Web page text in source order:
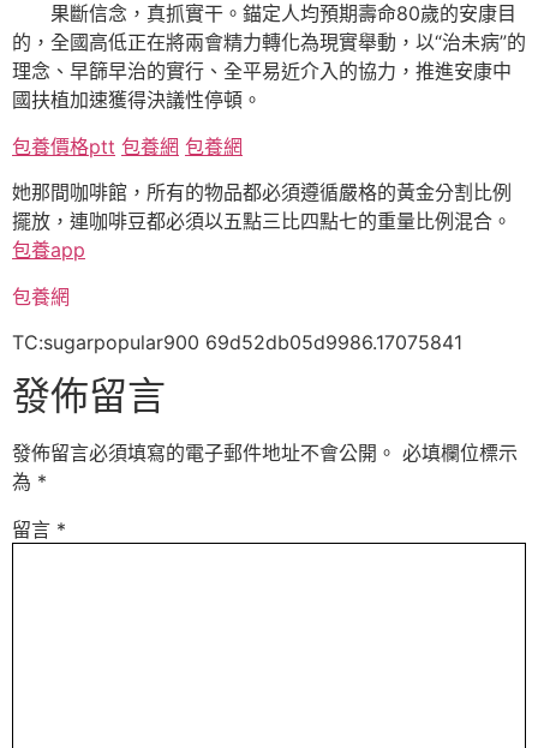
果斷信念，真抓實干。錨定人均預期壽命80歲的安康目
的，全國高低正在將兩會精力轉化為現實舉動，以“治未病”的
理念、早篩早治的實行、全平易近介入的協力，推進安康中
國扶植加速獲得決議性停頓。
包養價格ptt 包養網 包養網
她那間咖啡館，所有的物品都必須遵循嚴格的黃金分割比例
擺放，連咖啡豆都必須以五點三比四點七的重量比例混合。
包養app
包養網
TC:sugarpopular900 69d52db05d9986.17075841
發佈留言
發佈留言必須填寫的電子郵件地址不會公開。 必填欄位標示
為 *
留言 *